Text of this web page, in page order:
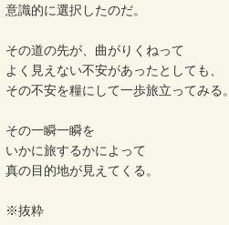
意識的に選択したのだ。
その道の先が、曲がりくねって
よく見えない不安があったとしても、
その不安を糧にして一歩旅立ってみる。
その一瞬一瞬を
いかに旅するかによって
真の目的地が見えてくる。
※抜粋